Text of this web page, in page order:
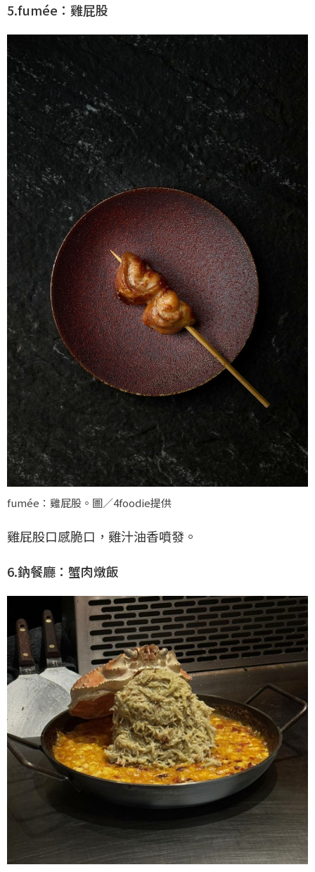
5.fumée：雞屁股
fumée：雞屁股。圖／4foodie提供
雞屁股口感脆口，雞汁油香噴發。
6.鈉餐廳：蟹肉燉飯